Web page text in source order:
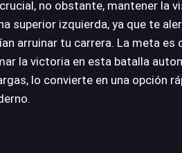
no obstante, mantener la
superior izquierda, ya que te
arruinar tu carrera. La meta es
la victoria en esta batalla
lo convierte en una opción